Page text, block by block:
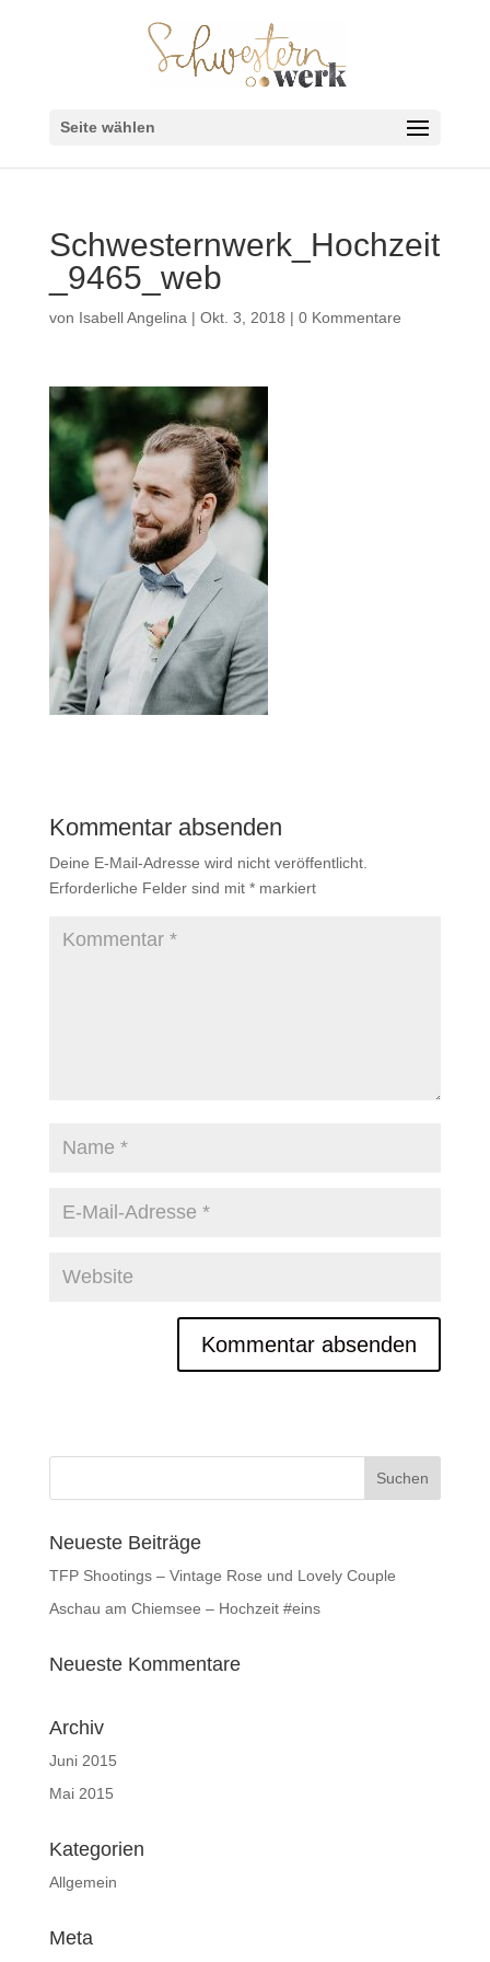
Seite wählen
Schwesternwerk_Hochzeit
_9465_web
von Isabell Angelina | Okt. 3, 2018 | 0 Kommentare
Kommentar absenden
Deine E-Mail-Adresse wird nicht veröffentlicht.
Erforderliche Felder sind mit *markiert
Neueste Beiträge
TFP Shootings – Vintage Rose und Lovely Couple
Aschau am Chiemsee – Hochzeit #eins
Neueste Kommentare
Archiv
Juni 2015
Mai 2015
Kategorien
Allgemein
Meta